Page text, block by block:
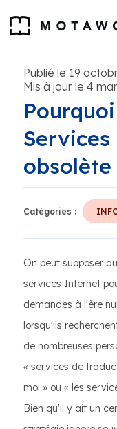
Publié le 19
Mis à jour le 4
obsolète
Catégories :
On peut supposer
services Internet
demandes à l'ère
lorsqu'ils
de nombreuses
« services de
moi » ou « les
Bien qu'il y ait un